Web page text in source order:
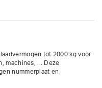
tot 2000 kg voor
machines, ... Deze
nummerplaat en